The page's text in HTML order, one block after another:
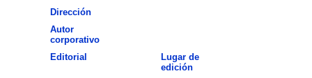
Dirección
Autor
corporativo
Editorial
Lugar de
edición